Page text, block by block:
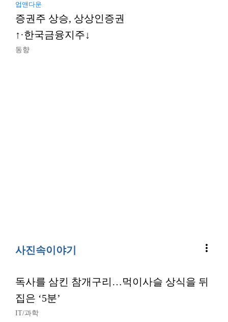
업앤다운
증권주 상승, 상상인증권
↑·한국금융지주↓
동향
사진속이야기 more_vert
독사를 삼킨 참개구리…먹이사슬 상식을 뒤
집은 ‘5분’
IT/과학